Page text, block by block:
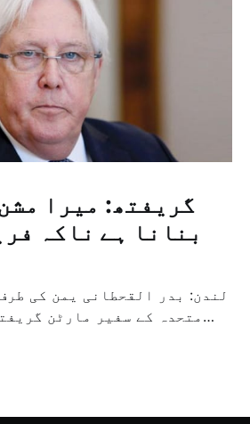
گریفتھ: میرا
بنانا ہے ناکہ
لندن: بدر القحطانی یمن کی
متحدہ کے سفیر مارٹن
ثالثی اور اس کشمکش کی